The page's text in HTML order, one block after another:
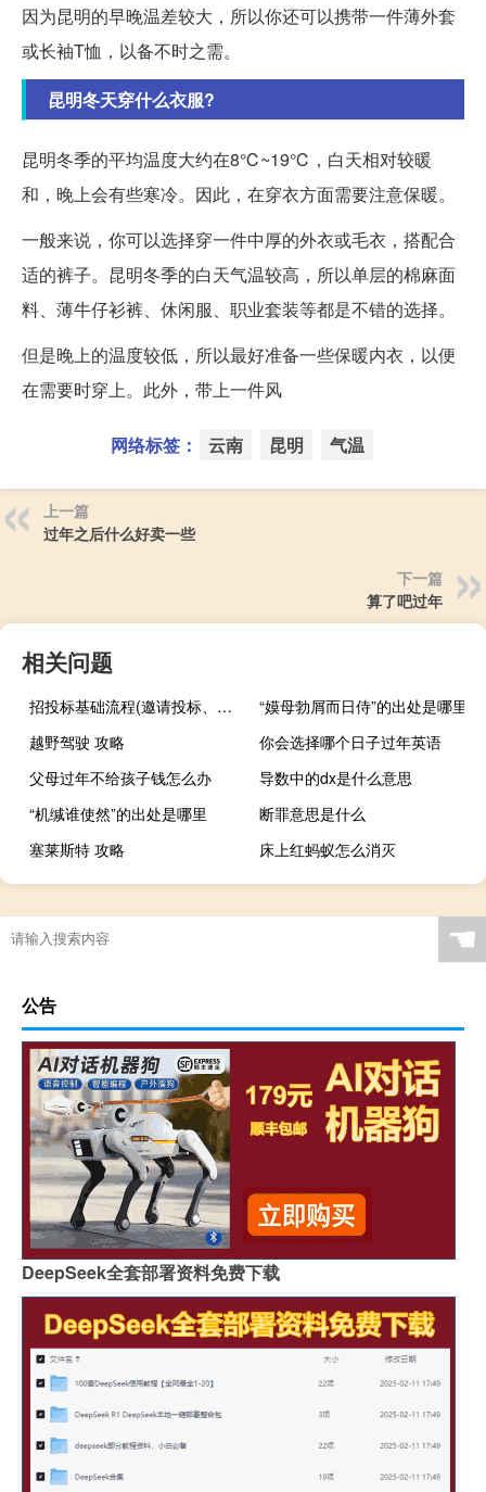
因为昆明的早晚温差较大，所以你还可以携带一件薄外套
或长袖T恤，以备不时之需。
昆明冬天穿什么衣服?
昆明冬季的平均温度大约在8℃~19℃，白天相对较暖
和，晚上会有些寒冷。因此，在穿衣方面需要注意保暖。
一般来说，你可以选择穿一件中厚的外衣或毛衣，搭配合
适的裤子。昆明冬季的白天气温较高，所以单层的棉麻面
料、薄牛仔衫裤、休闲服、职业套装等都是不错的选择。
但是晚上的温度较低，所以最好准备一些保暖内衣，以便
在需要时穿上。此外，带上一件风
网络标签： 云南 昆明 气温
上一篇
过年之后什么好卖一些
下一篇
算了吧过年
相关问题
招投标基础流程(邀请投标、文件评审、合同签订、验收和支付)
“嫫母勃屑而日侍”的出处是哪里
越野驾驶 攻略
你会选择哪个日子过年英语
父母过年不给孩子钱怎么办
导数中的dx是什么意思
“机缄谁使然”的出处是哪里
断罪意思是什么
塞莱斯特 攻略
床上红蚂蚁怎么消灭
幼师要考试什么项目
☚
公告
DeepSeek全套部署资料免费下载